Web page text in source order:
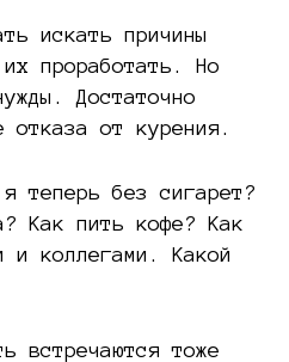
искать причины
проработать. Но
Достаточно
отказа от курения.
теперь без сигарет?
Как пить кофе? Как
и коллегами. Какой
встречаются тоже